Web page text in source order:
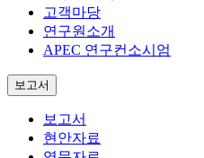
고객마당
연구원소개
APEC 연구컨소시엄
보고서
보고서
현안자료